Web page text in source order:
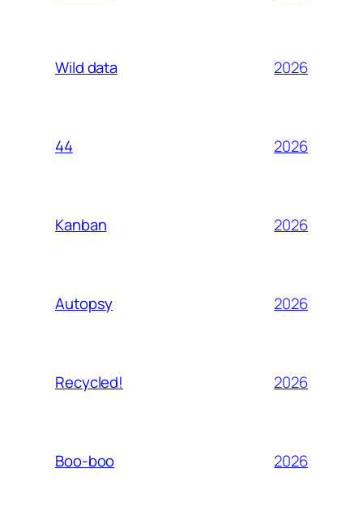
Wild data 2026
44 2026
Kanban 2026
Autopsy 2026
Recycled! 2026
Boo-boo 2026